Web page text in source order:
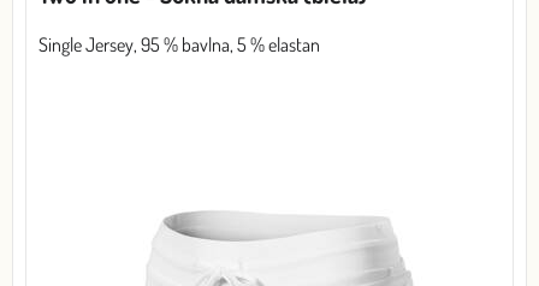
Single Jersey, 95 % bavlna, 5 % elastan